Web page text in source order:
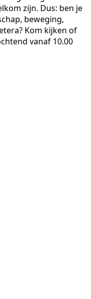
zijn. Dus: ben je
beweging,
Kom kijken of
vanaf 10.00